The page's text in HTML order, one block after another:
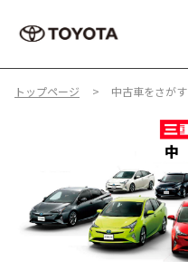
トップページ 中古車をさがす